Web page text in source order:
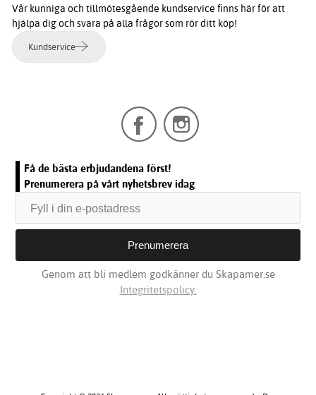
Vår kunniga och tillmötesgående kundservice finns här för att
hjälpa dig och svara på alla frågor som rör ditt köp!
Kundservice
Få de bästa erbjudandena först!
Prenumerera på vårt nyhetsbrev idag
Genom att bli medlem godkänner du Skapamer.se
Integritetspolicy.